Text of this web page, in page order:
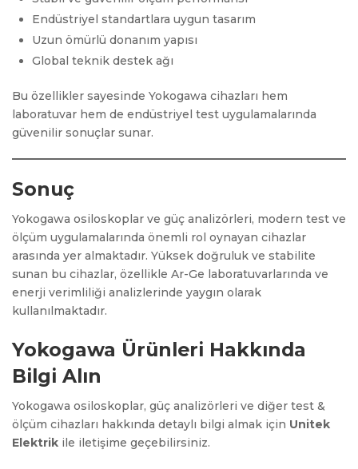
Endüstriyel standartlara uygun tasarım
Uzun ömürlü donanım yapısı
Global teknik destek ağı
Bu özellikler sayesinde Yokogawa cihazları hem
laboratuvar hem de endüstriyel test uygulamalarında
güvenilir sonuçlar sunar.
Sonuç
Yokogawa osiloskoplar ve güç analizörleri, modern test ve
ölçüm uygulamalarında önemli rol oynayan cihazlar
arasında yer almaktadır. Yüksek doğruluk ve stabilite
sunan bu cihazlar, özellikle Ar-Ge laboratuvarlarında ve
enerji verimliliği analizlerinde yaygın olarak
kullanılmaktadır.
Yokogawa Ürünleri Hakkında
Bilgi Alın
Yokogawa osiloskoplar, güç analizörleri ve diğer test &
ölçüm cihazları hakkında detaylı bilgi almak için Unitek
Elektrik ile iletişime geçebilirsiniz.